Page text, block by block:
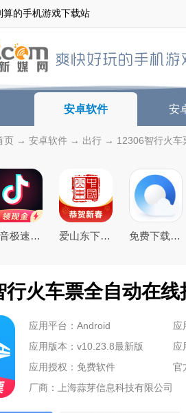
算的手机游戏下载站
安卓软件 安
页 → 安卓软件 → 出行 → 12306智行火车
抖音极速版免费下载2026最新版 爱山东下载app官方最新版 免费下载2026最新版手机QQ浏览器
行火车票全自动在
应用平台：Android 应
应用版本：v10.23.8最新版
应
应用授权：免费软件
官
厂商：
上海蒜芽信息科技有限公司